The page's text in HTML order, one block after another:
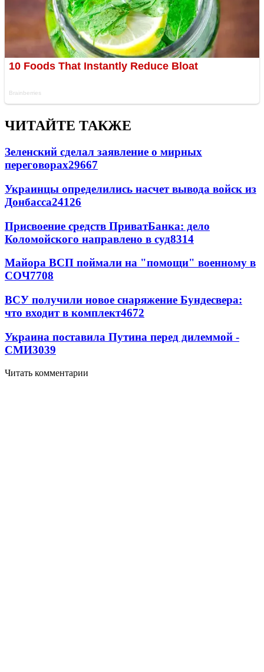
ЧИТАЙТЕ ТАКЖЕ
Зеленский сделал заявление о мирных
переговорах29667
Украинцы определились насчет вывода войск из
Донбасса24126
Присвоение средств ПриватБанка: дело
Коломойского направлено в суд8314
Майора ВСП поймали на "помощи" военному в
СОЧ7708
ВСУ получили новое снаряжение Бундесвера:
что входит в комплект4672
Украина поставила Путина перед дилеммой -
СМИ3039
Читать комментарии